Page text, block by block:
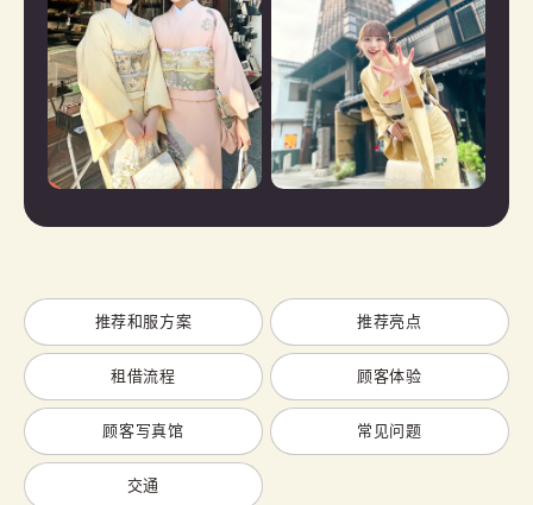
推荐和服方案 推荐亮点
租借流程 顾客体验
顾客写真馆 常见问题
交通